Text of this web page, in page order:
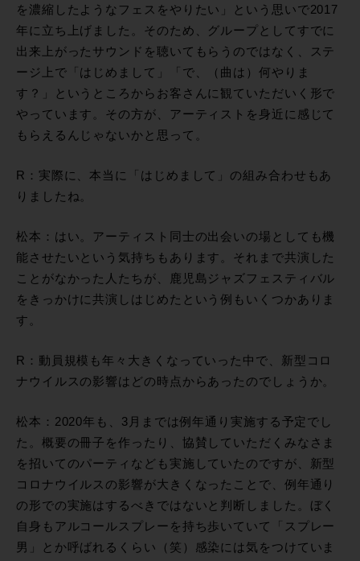
を濃縮したようなフェスをやりたい」という思いで2017
年に立ち上げました。そのため、グループとしてすでに
出来上がったサウンドを聴いてもらうのではなく、ステ
ージ上で「はじめまして」「で、（曲は）何やりま
す？」というところからお客さんに観ていただいく形で
やっています。その方が、アーティストを身近に感じて
もらえるんじゃないかと思って。
R：実際に、本当に「はじめまして」の組み合わせもあ
りましたね。
松本：はい。アーティスト同士の出会いの場としても機
能させたいという気持ちもあります。それまで共演した
ことがなかった人たちが、鹿児島ジャズフェスティバル
をきっかけに共演しはじめたという例もいくつかありま
す。
R：動員規模も年々大きくなっていった中で、新型コロ
ナウイルスの影響はどの時点からあったのでしょうか。
松本：2020年も、3月までは例年通り実施する予定でし
た。概要の冊子を作ったり、協賛していただくみなさま
を招いてのパーティなども実施していたのですが、新型
コロナウイルスの影響が大きくなったことで、例年通り
の形での実施はするべきではないと判断しました。ぼく
自身もアルコールスプレーを持ち歩いていて「スプレー
男」とか呼ばれるくらい（笑）感染には気をつけていま